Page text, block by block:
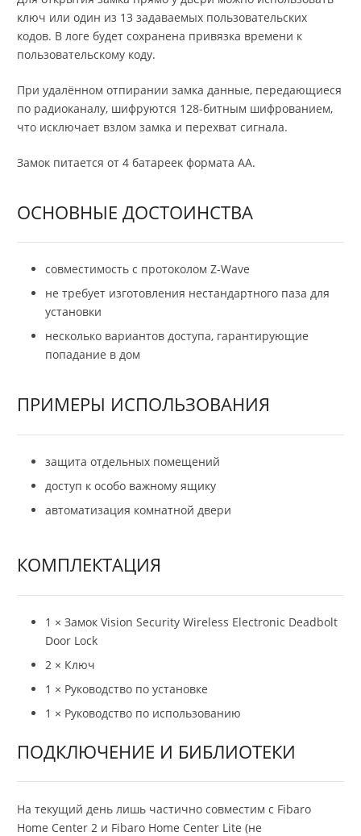
ключ или один из 13 задаваемых пользовательских
кодов. В логе будет сохранена привязка времени к
пользовательскому коду.
При удалённом отпирании замка данные, передающиеся
по радиоканалу, шифруются 128-битным шифрованием,
что исключает взлом замка и перехват сигнала.
Замок питается от 4 батареек формата АА.
ОСНОВНЫЕ ДОСТОИНСТВА
совместимость с протоколом Z-Wave
не требует изготовления нестандартного паза для
установки
несколько вариантов доступа, гарантирующие
попадание в дом
ПРИМЕРЫ ИСПОЛЬЗОВАНИЯ
защита отдельных помещений
доступ к особо важному ящику
автоматизация комнатной двери
КОМПЛЕКТАЦИЯ
1 × Замок Vision Security Wireless Electronic Deadbolt
Door Lock
2 × Ключ
1 × Руководство по установке
1 × Руководство по использованию
ПОДКЛЮЧЕНИЕ И БИБЛИОТЕКИ
На текущий день лишь частично совместим с Fibaro
Home Center 2 и Fibaro Home Center Lite (не